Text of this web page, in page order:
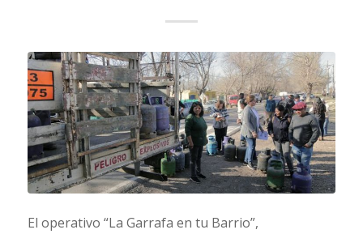
El operativo “La Garrafa en tu Barrio”,